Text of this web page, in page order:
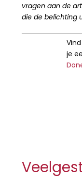
vragen aan de
die de belichting
je